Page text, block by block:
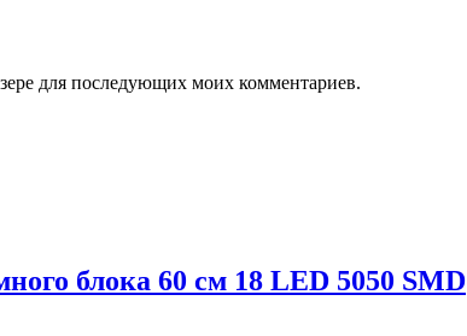
для последующих моих комментариев.
блока 60 см 18 LED 5050 SMD